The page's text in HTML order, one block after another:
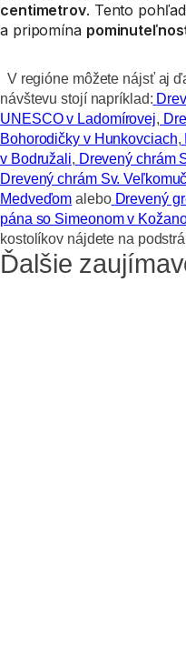
centimetrov. Tento
a pripomína
V regióne môžete nájsť aj
návštevu stojí napríklad:
UNESCO v Ladomírovej,
Bohorodičky v Hunkovciach,
v Bodružali, Drevený chrám
Drevený chrám Sv.
Medveďom alebo Drevený
pána so Simeonom v
kostolíkov nájdete na
Ďalšie